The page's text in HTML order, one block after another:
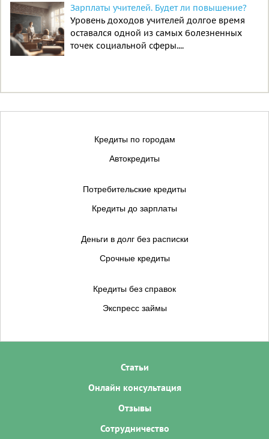
Зарплаты учителей. Будет ли повышение?
Уровень доходов учителей долгое время
оставался одной из самых болезненных
точек социальной сферы....
Кредиты по городам
Автокредиты
Потребительские кредиты
Кредиты до зарплаты
Деньги в долг без расписки
Срочные кредиты
Кредиты без справок
Экспресс займы
Статьи
Онлайн консультация
Отзывы
Сотрудничество